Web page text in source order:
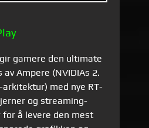
gamere den ultimate
av Ampere (NVIDIAs 2.
arkitektur) med nye RT-
og streaming-
å levere den mest